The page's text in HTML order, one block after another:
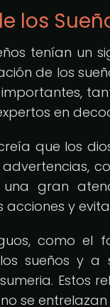
los
tenían un
de los
en
que los
una gran
y
como el
sueños y
Estos
se